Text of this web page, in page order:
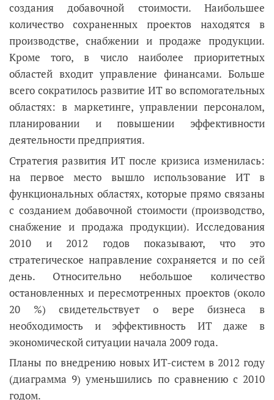
создания добавочной стоимости. Наибольшее
количество сохраненных проектов находятся в
производстве, снабжении и продаже продукции.
Кроме того, в число наиболее приоритетных
областей входит управление финансами. Больше
всего сократилось развитие ИТ во вспомогательных
областях: в маркетинге, управлении персоналом,
планировании и повышении эффективности
деятельности предприятия.
Стратегия развития ИТ после кризиса изменилась:
на первое место вышло использование ИТ в
функциональных областях, которые прямо связаны
с созданием добавочной стоимости (производство,
снабжение и продажа продукции). Исследования
2010 и 2012 годов показывают, что это
стратегическое направление сохраняется и по сей
день. Относительно небольшое количество
остановленных и пересмотренных проектов (около
20 %) свидетельствует о вере бизнеса в
необходимость и эффективность ИТ даже в
экономической ситуации начала 2009 года.
Планы по внедрению новых ИТ-систем в 2012 году
(диаграмма 9) уменьшились по сравнению с 2010
годом.